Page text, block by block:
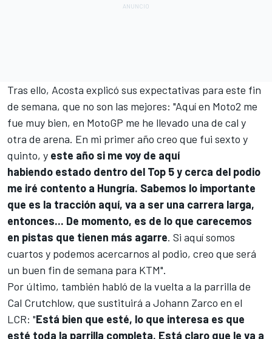
Tras ello, Acosta explicó sus expectativas para este fin
de semana, que no son las mejores: "Aquí en Moto2 me
fue muy bien, en MotoGP me he llevado una de cal y
otra de arena. En mi primer año creo que fui sexto y
quinto, y este año si me voy de aquí
habiendo estado dentro del Top 5 y cerca del podio
me iré contento a Hungría. Sabemos lo importante
que es la tracción aquí, va a ser una carrera larga,
entonces... De momento, es de lo que carecemos
en pistas que tienen más agarre. Si aquí somos
cuartos y podemos acercarnos al podio, creo que será
un buen fin de semana para KTM".
Por último, también habló de la vuelta a la parrilla de
Cal Crutchlow, que sustituirá a Johann Zarco en el
LCR: "Está bien que esté, lo que interesa es que
esté toda la parrilla completa. Está claro que le va a